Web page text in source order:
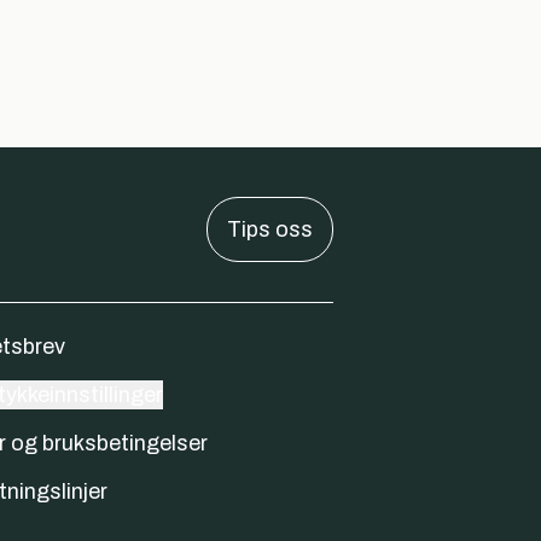
Tips oss
og bruksbetingelser